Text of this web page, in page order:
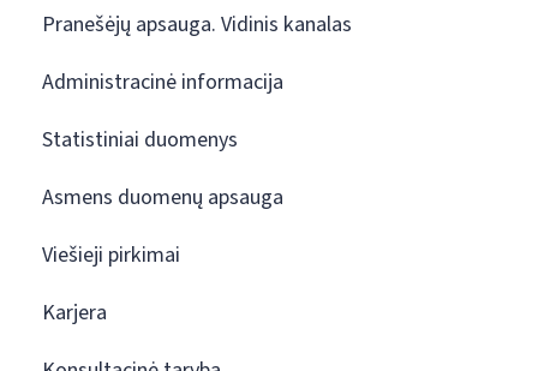
Pranešėjų apsauga. Vidinis kanalas
Administracinė informacija
Statistiniai duomenys
Asmens duomenų apsauga
Viešieji pirkimai
Karjera